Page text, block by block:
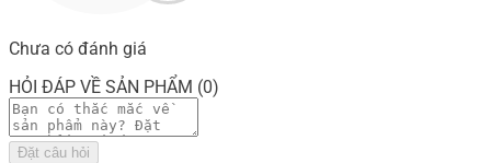
Chưa có đánh giá
HỎI ĐÁP VỀ SẢN PHẨM (0)
Đặt câu hỏi